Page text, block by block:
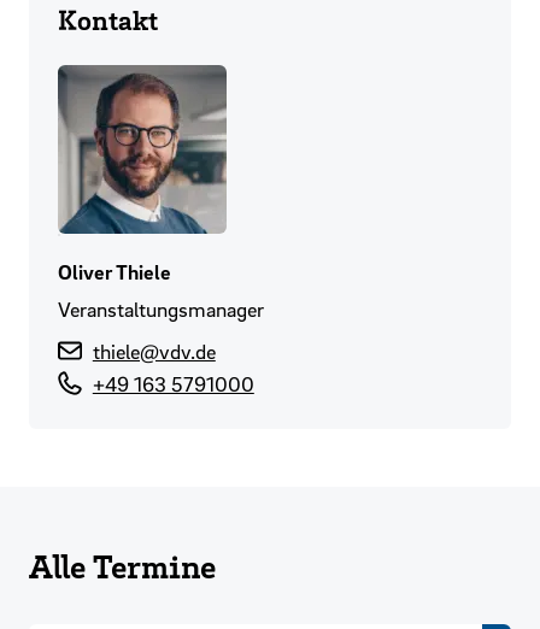
Kontakt
Oliver Thiele
Veranstaltungsmanager
thiele@vdv.de
+49 163 5791000
Alle Termine